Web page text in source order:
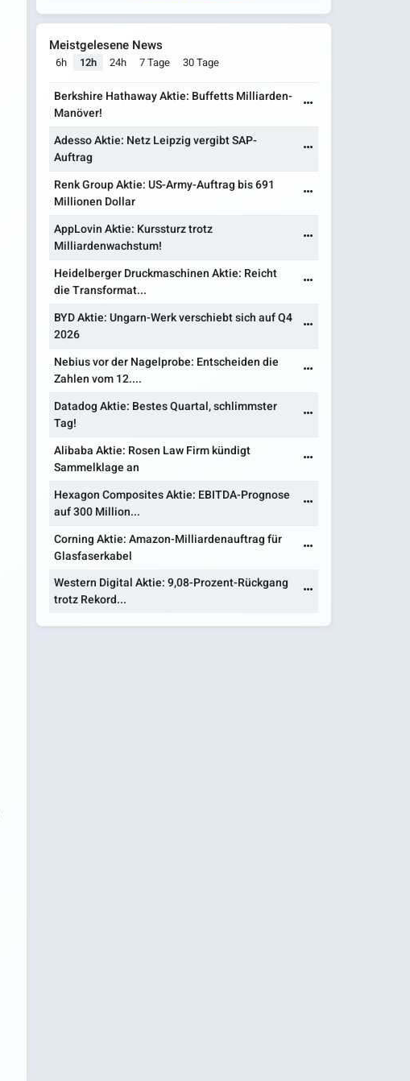
Meistgelesene News
6h 12h 24h 7 Tage 30 Tage
Berkshire Hathaway Aktie: Buffetts Milliarden-
Manöver!
Adesso Aktie: Netz Leipzig vergibt SAP-
Auftrag
Renk Group Aktie: US-Army-Auftrag bis 691
Millionen Dollar
AppLovin Aktie: Kurssturz trotz
Milliardenwachstum!
Heidelberger Druckmaschinen Aktie: Reicht
die Transformat...
BYD Aktie: Ungarn-Werk verschiebt sich auf Q4
2026
Nebius vor der Nagelprobe: Entscheiden die
Zahlen vom 12....
Datadog Aktie: Bestes Quartal, schlimmster
Tag!
Alibaba Aktie: Rosen Law Firm kündigt
Sammelklage an
Hexagon Composites Aktie: EBITDA-Prognose
auf 300 Million...
Corning Aktie: Amazon-Milliardenauftrag für
Glasfaserkabel
Western Digital Aktie: 9,08-Prozent-Rückgang
trotz Rekord...